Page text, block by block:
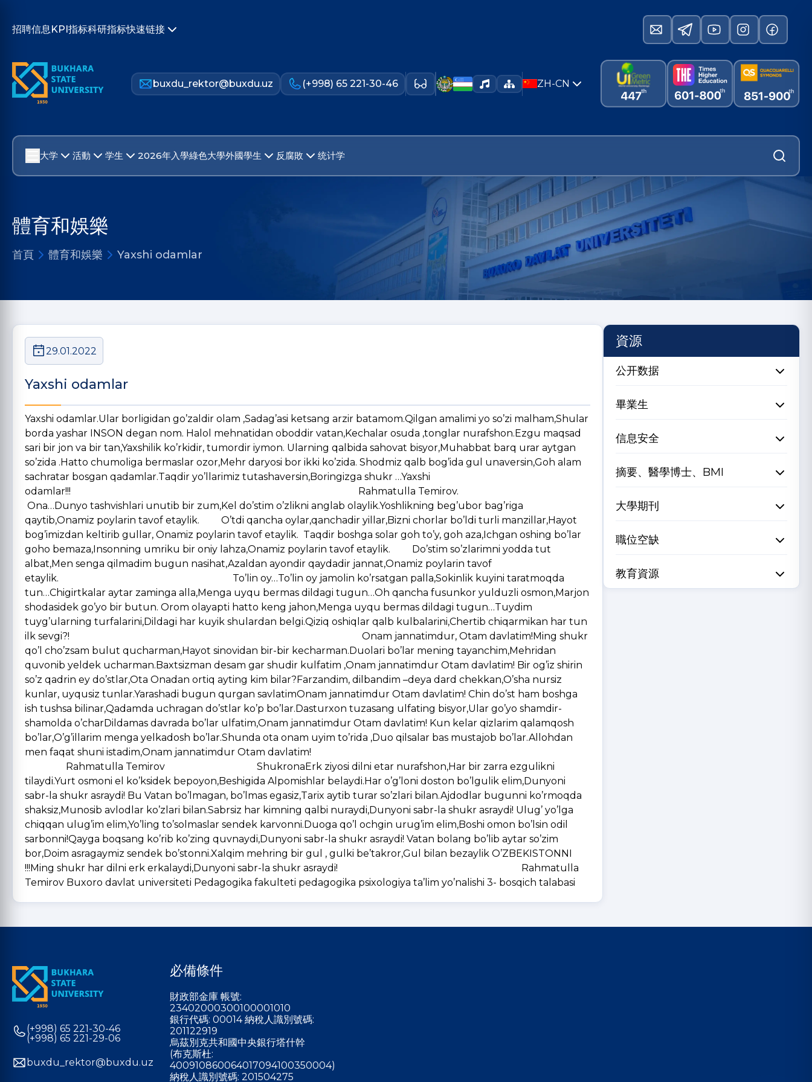
招聘信息KPI指标科研指标快速链接
buxdu_rektor@buxdu.uz (+998) 65 221-30-46 ZH-CN
大学 活動 学生 2026年入學綠色大學外國學生 反腐敗 统计学
體育和娛樂
首頁 體育和娛樂 Yaxshi odamlar
29.01.2022
Yaxshi odamlar
Yaxshi odamlar.Ular borligidan go’zaldir olam ,Sadag’asi ketsang arzir batamom.Qilgan amalimi yo so’zi malham,Shular
borda yashar INSON degan nom. Halol mehnatidan oboddir vatan,Kechalar osuda ,tonglar nurafshon.Ezgu maqsad
sari bir jon va bir tan,Yaxshilik ko’rkidir, tumordir iymon. Ularning qalbida sahovat bisyor,Muhabbat barq urar aytgan
so’zida .Hatto chumoliga bermaslar ozor,Mehr daryosi bor ikki ko’zida. Shodmiz qalb bog’ida gul unaversin,Goh alam
sachratar bosgan qadamlar.Taqdir yo’llarimiz tutashaversin,Boringizga shukr …Yaxshi
odamlar!!! Rahmatulla Temirov.
Ona…Dunyo tashvishlari unutib bir zum,Kel do’stim o’zlikni anglab olaylik.Yoshlikning beg’ubor bag’riga
qaytib,Onamiz poylarin tavof etaylik. O’tdi qancha oylar,qanchadir yillar,Bizni chorlar bo’ldi turli manzillar,Hayot
bog’imizdan keltirib gullar, Onamiz poylarin tavof etaylik. Taqdir boshga solar goh to’y, goh aza,Ichgan oshing bo’lar
goho bemaza,Insonning umriku bir oniy lahza,Onamiz poylarin tavof etaylik. Do’stim so’zlarimni yodda tut
albat,Men senga qilmadim bugun nasihat,Azaldan ayondir qaydadir jannat,Onamiz poylarin tavof
etaylik. To’lin oy…To’lin oy jamolin ko’rsatgan palla,Sokinlik kuyini taratmoqda
tun…Chigirtkalar aytar zaminga alla,Menga uyqu bermas dildagi tugun…Oh qancha fusunkor yulduzli osmon,Marjon
shodasidek go’yo bir butun. Orom olayapti hatto keng jahon,Menga uyqu bermas dildagi tugun…Tuydim
tuyg’ularning turfalarini,Dildagi har kuyik shulardan belgi.Qiziq oshiqlar qalb kulbalarini,Chertib chiqarmikan har tun
ilk sevgi?! Onam jannatimdur, Otam davlatim!Ming shukr
qo’l cho’zsam bulut qucharman,Hayot sinovidan bir-bir kecharman.Duolari bo’lar mening tayanchim,Mehridan
quvonib yeldek ucharman.Baxtsizman desam gar shudir kulfatim ,Onam jannatimdur Otam davlatim! Bir og’iz shirin
so’z qadrin ey do’stlar,Ota Onadan ortiq ayting kim bilar?Farzandim, dilbandim –deya dard chekkan,O’sha nursiz
kunlar, uyqusiz tunlar.Yarashadi bugun qurgan savlatimOnam jannatimdur Otam davlatim! Chin do’st ham boshga
ish tushsa bilinar,Qadamda uchragan do’stlar ko’p bo’lar.Dasturxon tuzasang ulfating bisyor,Ular go’yo shamdir-
shamolda o’charDildamas davrada bo’lar ulfatim,Onam jannatimdur Otam davlatim! Kun kelar qizlarim qalamqosh
bo’lar,O’g’illarim menga yelkadosh bo’lar.Shunda ota onam uyim to’rida ,Duo qilsalar bas mustajob bo’lar.Allohdan
men faqat shuni istadim,Onam jannatimdur Otam davlatim!
Rahmatulla Temirov ShukronaErk ziyosi dilni etar nurafshon,Har bir zarra ezgulikni
tilaydi.Yurt osmoni el ko’ksidek bepoyon,Beshigida Alpomishlar belaydi.Har o’g’loni doston bo’lgulik elim,Dunyoni
sabr-la shukr asraydi! Bu Vatan bo’lmagan, bo’lmas egasiz,Tarix aytib turar so’zlari bilan.Ajdodlar bugunni ko’rmoqda
shaksiz,Munosib avlodlar ko’zlari bilan.Sabrsiz har kimning qalbi nuraydi,Dunyoni sabr-la shukr asraydi! Ulug’ yo’lga
chiqqan ulug’im elim,Yo’ling to’solmaslar sendek karvonni.Duoga qo’l ochgin urug’im elim,Boshi omon bo’lsin odil
sarbonni!Qayga boqsang ko’rib ko’zing quvnaydi,Dunyoni sabr-la shukr asraydi! Vatan bolang bo’lib aytar so’zim
bor,Doim asragaymiz sendek bo’stonni.Xalqim mehring bir gul , gulki be’takror,Gul bilan bezaylik O’ZBEKISTONNI
!!!Ming shukr har dilni erk erkalaydi,Dunyoni sabr-la shukr asraydi! Rahmatulla
Temirov Buxoro davlat universiteti Pedagogika fakulteti pedagogika psixologiya ta’lim yo’nalishi 3- bosqich talabasi
資源
公开数据
畢業生
信息安全
摘要、醫學博士、BMI
大學期刊
職位空缺
教育資源
(+998) 65 221-30-46
(+998) 65 221-29-06
buxdu_rektor@buxdu.uz
必備條件
財政部金庫 帳號:
23402000300100001010
銀行代碼: 00014 納稅人識別號碼:
201122919
烏茲別克共和國中央銀行塔什幹
(布克斯杜:
400910860064017094100350004)
納稅人識別號碼: 201504275